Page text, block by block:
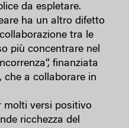
da espletare.
ha un altro difetto
tra le
più concentrare nel
finanziata
che a collaborare in
molti versi positivo
ricchezza del